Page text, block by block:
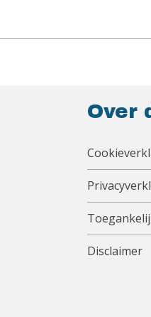
Over
Disclaimer